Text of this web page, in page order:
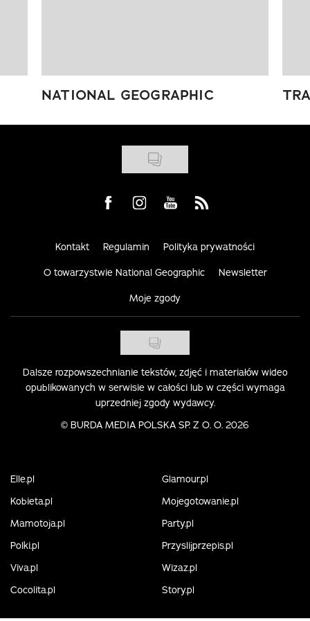
NATIONAL GEOGRAPHIC
Visit us on Facebook
Visit us on Instagram
Visit us on Youtube
Visit us on Rss
Kontakt Regulamin Polityka prywatności
O towarzystwie National Geographic Newsletter
Moje zgody
Dalsze rozpowszechnianie tekstów, zdjęć i materiałów wideo
opublikowanych w serwisie w całości lub w części wymaga
uprzedniej zgody wydawcy.
© BURDA MEDIA POLSKA SP. Z O. O. 2026
Elle.pl
Glamour.pl
Kobieta.pl
Mojegotowanie.pl
Mamotoja.pl
Party.pl
Polki.pl
Przyslijprzepis.pl
Viva.pl
Wizaz.pl
Cocolita.pl
Story.pl